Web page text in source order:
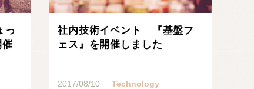
っ
催
社内技術イベント 『基盤フ
ェス』を開催しました
2017/08/10 Technology